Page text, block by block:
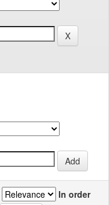
In order